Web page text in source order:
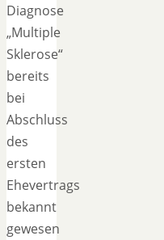
Diagnose
„Multiple
Sklerose“
bereits
bei
Abschluss
des
ersten
Ehevertrags
bekannt
gewesen